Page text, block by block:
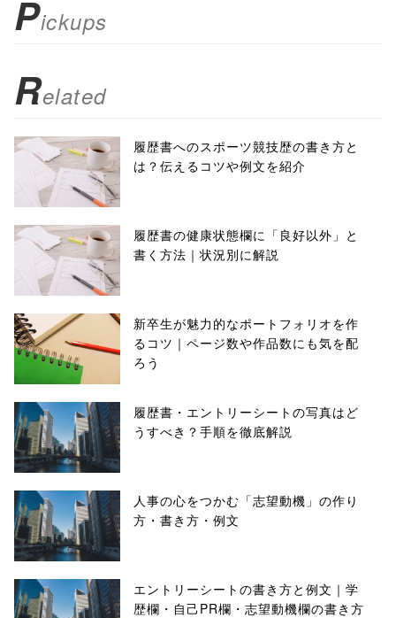
false;"> シェア
Pickups
Related
履歴書へのスポーツ競技歴の書き方と
は？伝えるコツや例文を紹介
履歴書の健康状態欄に「良好以外」と
書く方法｜状況別に解説
新卒生が魅力的なポートフォリオを作
るコツ｜ページ数や作品数にも気を配
ろう
履歴書・エントリーシートの写真はど
うすべき？手順を徹底解説
人事の心をつかむ「志望動機」の作り
方・書き方・例文
エントリーシートの書き方と例文｜学
歴欄・自己PR欄・志望動機欄の書き方